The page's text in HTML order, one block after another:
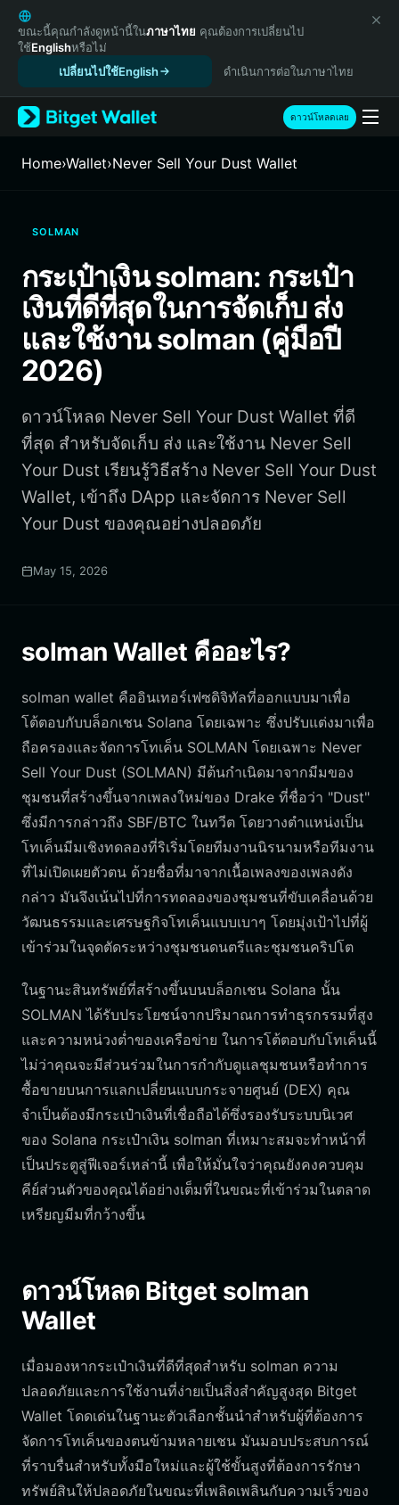
English
日本語
Tiếng Việt
Español (Latinoamérica)
Türkçe
Français
繁體中文
Bahasa Indonesia
ภาษาไทย
Español
Português (Brasil)
ขณะนี้คุณกำลังดูหน้านี้ในภาษาไทย คุณต้องการเปลี่ยนไป
ใช้Englishหรือไม่
เปลี่ยนไปใช้English
ดำเนินการต่อในภาษาไทย
ดาวน์โหลดเลย
Home›Wallet›Never Sell Your Dust Wallet
SOLMAN
กระเป๋าเงิน solman: กระเป๋า
เงินที่ดีที่สุดในการจัดเก็บ ส่ง
และใช้งาน solman (คู่มือปี
2026)
ดาวน์โหลด Never Sell Your Dust Wallet ที่ดี
ที่สุด สำหรับจัดเก็บ ส่ง และใช้งาน Never Sell
Your Dust เรียนรู้วิธีสร้าง Never Sell Your Dust
Wallet, เข้าถึง DApp และจัดการ Never Sell
Your Dust ของคุณอย่างปลอดภัย
May 15, 2026
solman Wallet คืออะไร?
solman wallet คืออินเทอร์เฟซดิจิทัลที่ออกแบบมาเพื่อ
โต้ตอบกับบล็อกเชน Solana โดยเฉพาะ ซึ่งปรับแต่งมาเพื่อ
ถือครองและจัดการโทเค็น SOLMAN โดยเฉพาะ Never
Sell Your Dust (SOLMAN) มีต้นกำเนิดมาจากมีมของ
ชุมชนที่สร้างขึ้นจากเพลงใหม่ของ Drake ที่ชื่อว่า "Dust"
ซึ่งมีการกล่าวถึง SBF/BTC ในทวีต โดยวางตำแหน่งเป็น
โทเค็นมีมเชิงทดลองที่ริเริ่มโดยทีมงานนิรนามหรือทีมงาน
ที่ไม่เปิดเผยตัวตน ด้วยชื่อที่มาจากเนื้อเพลงของเพลงดัง
กล่าว มันจึงเน้นไปที่การทดลองของชุมชนที่ขับเคลื่อนด้วย
วัฒนธรรมและเศรษฐกิจโทเค็นแบบเบาๆ โดยมุ่งเป้าไปที่ผู้
เข้าร่วมในจุดตัดระหว่างชุมชนดนตรีและชุมชนคริปโต
ในฐานะสินทรัพย์ที่สร้างขึ้นบนบล็อกเชน Solana นั้น
SOLMAN ได้รับประโยชน์จากปริมาณการทำธุรกรรมที่สูง
และความหน่วงต่ำของเครือข่าย ในการโต้ตอบกับโทเค็นนี้
ไม่ว่าคุณจะมีส่วนร่วมในการกำกับดูแลชุมชนหรือทำการ
ซื้อขายบนการแลกเปลี่ยนแบบกระจายศูนย์ (DEX) คุณ
จำเป็นต้องมีกระเป๋าเงินที่เชื่อถือได้ซึ่งรองรับระบบนิเวศ
ของ Solana กระเป๋าเงิน solman ที่เหมาะสมจะทำหน้าที่
เป็นประตูสู่ฟีเจอร์เหล่านี้ เพื่อให้มั่นใจว่าคุณยังคงควบคุม
คีย์ส่วนตัวของคุณได้อย่างเต็มที่ในขณะที่เข้าร่วมในตลาด
เหรียญมีมที่กว้างขึ้น
ดาวน์โหลด Bitget solman
Wallet
เมื่อมองหากระเป๋าเงินที่ดีที่สุดสำหรับ solman ความ
ปลอดภัยและการใช้งานที่ง่ายเป็นสิ่งสำคัญสูงสุด Bitget
Wallet โดดเด่นในฐานะตัวเลือกชั้นนำสำหรับผู้ที่ต้องการ
จัดการโทเค็นของตนข้ามหลายเชน มันมอบประสบการณ์
ที่ราบรื่นสำหรับทั้งมือใหม่และผู้ใช้ขั้นสูงที่ต้องการรักษา
ทรัพย์สินให้ปลอดภัยในขณะที่เพลิดเพลินกับความเร็วของ